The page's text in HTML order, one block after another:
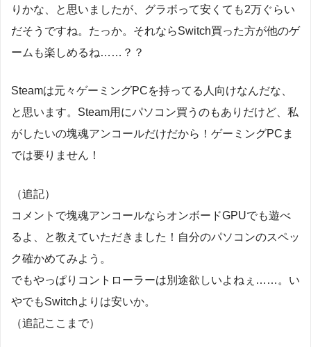
りかな、と思いましたが、グラボって安くても2万ぐらい
だそうですね。たっか。それならSwitch買った方が他のゲ
ームも楽しめるね……？？
Steamは元々ゲーミングPCを持ってる人向けなんだな、
と思います。Steam用にパソコン買うのもありだけど、私
がしたいの塊魂アンコールだけだから！ゲーミングPCま
では要りません！
（追記）
コメントで塊魂アンコールならオンボードGPUでも遊べ
るよ、と教えていただきました！自分のパソコンのスペッ
ク確かめてみよう。
でもやっぱりコントローラーは別途欲しいよねぇ……。い
やでもSwitchよりは安いか。
（追記ここまで）